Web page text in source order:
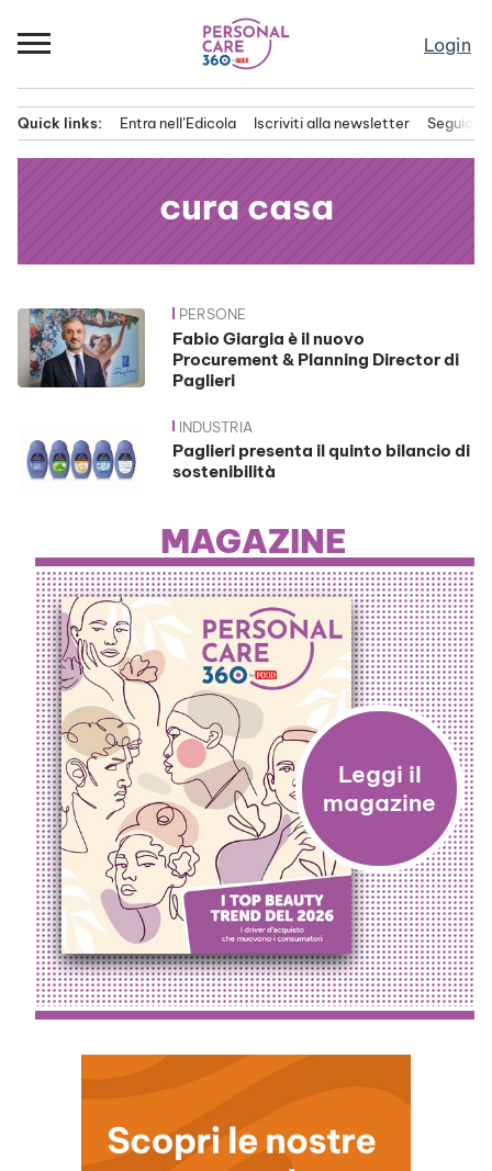
al
Login
principale
Quick links: Entra nell’Edicola Iscriviti alla newsletter Seguici
cura casa
News PERSONE
Fabio Giargia è il nuovo
Procurement & Planning Director di
Paglieri
INDUSTRIA
Paglieri presenta il quinto bilancio di
sostenibilità
MAGAZINE